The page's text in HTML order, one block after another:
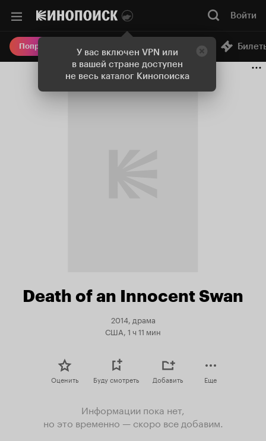
У вас включен VPN или
в вашей стране доступен
не весь каталог Кинопоиска
Войти
Попробовать Плюс Онлайн-кинотеатр
Death of an Innocent Swan
2014, драма
США, 1 ч 11 мин
Оценить Буду смотреть Добавить Еще
Информации пока нет,
но это временно — скоро все добавим.